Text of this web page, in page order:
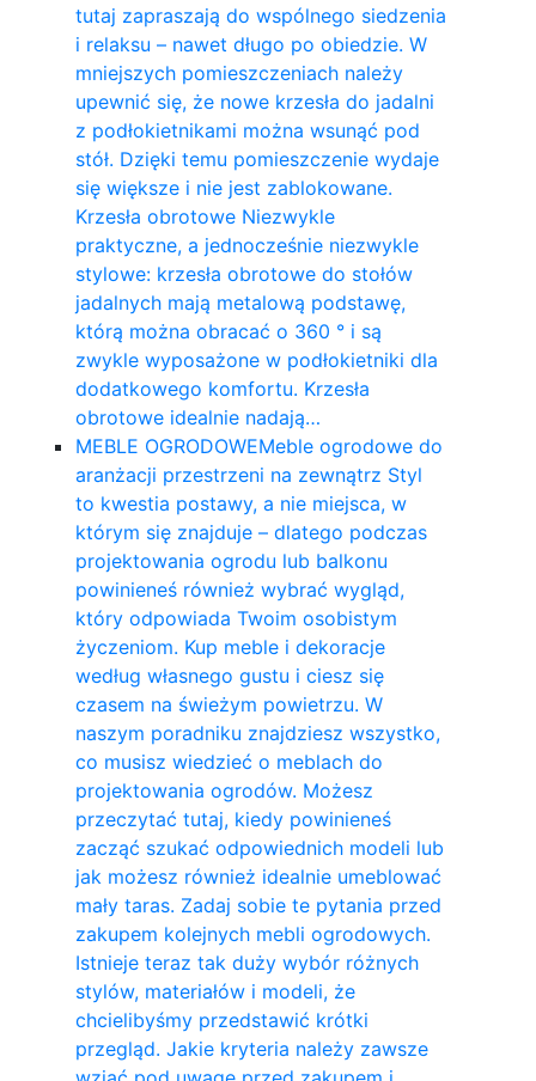
tutaj zapraszają do wspólnego siedzenia
i relaksu – nawet długo po obiedzie. W
mniejszych pomieszczeniach należy
upewnić się, że nowe krzesła do jadalni
z podłokietnikami można wsunąć pod
stół. Dzięki temu pomieszczenie wydaje
się większe i nie jest zablokowane.
Krzesła obrotowe Niezwykle
praktyczne, a jednocześnie niezwykle
stylowe: krzesła obrotowe do stołów
jadalnych mają metalową podstawę,
którą można obracać o 360 ° i są
zwykle wyposażone w podłokietniki dla
dodatkowego komfortu. Krzesła
obrotowe idealnie nadają…
MEBLE OGRODOWEMeble ogrodowe do
aranżacji przestrzeni na zewnątrz Styl
to kwestia postawy, a nie miejsca, w
którym się znajduje – dlatego podczas
projektowania ogrodu lub balkonu
powinieneś również wybrać wygląd,
który odpowiada Twoim osobistym
życzeniom. Kup meble i dekoracje
według własnego gustu i ciesz się
czasem na świeżym powietrzu. W
naszym poradniku znajdziesz wszystko,
co musisz wiedzieć o meblach do
projektowania ogrodów. Możesz
przeczytać tutaj, kiedy powinieneś
zacząć szukać odpowiednich modeli lub
jak możesz również idealnie umeblować
mały taras. Zadaj sobie te pytania przed
zakupem kolejnych mebli ogrodowych.
Istnieje teraz tak duży wybór różnych
stylów, materiałów i modeli, że
chcielibyśmy przedstawić krótki
przegląd. Jakie kryteria należy zawsze